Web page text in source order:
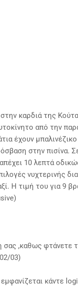
καρδιά της
από την
έχουν μπαλινέζικο
στην πισίνα.
10 λεπτά
νυχτερινής
Η τιμή του για 9
σας ,καθως φτάνετε
03)
κάντε